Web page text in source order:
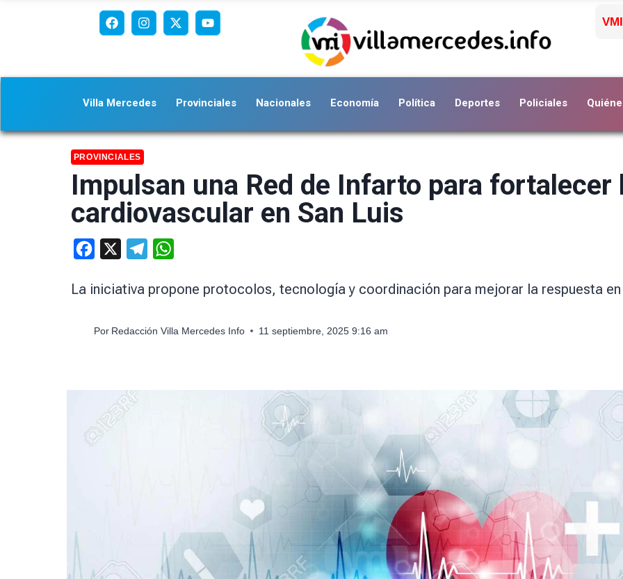
Villa Mercedes Provinciales Nacionales Economía Política Deportes Policiales
PROVINCIALES
Impulsan una Red de Infarto para fortalecer
cardiovascular en San Luis
Facebook Telegram
La iniciativa propone protocolos, tecnología y coordinación para mejorar la respuesta
Por Redacción Villa Mercedes Info 11 septiembre, 2025 9:16 am